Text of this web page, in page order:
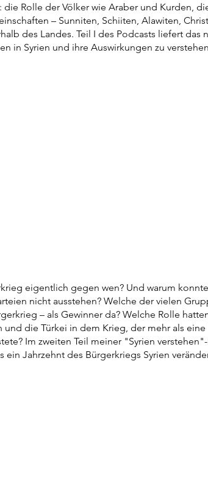
Rolle der Völker wie Araber und Kurden,
– Sunniten, Schiiten, Alawiten,
des Landes. Teil I des Podcasts liefert das
in Syrien und ihre Auswirkungen zu
eigentlich gegen wen? Und warum
nicht ausstehen? Welche der vielen
– als Gewinner da? Welche Rolle
und die Türkei in dem Krieg, der mehr als eine
Im zweiten Teil meiner "Syrien
ein Jahrzehnt des Bürgerkriegs Syrien